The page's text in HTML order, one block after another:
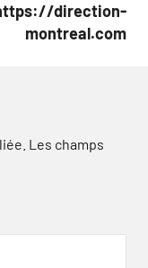
direction-
montreal.com
Les champs